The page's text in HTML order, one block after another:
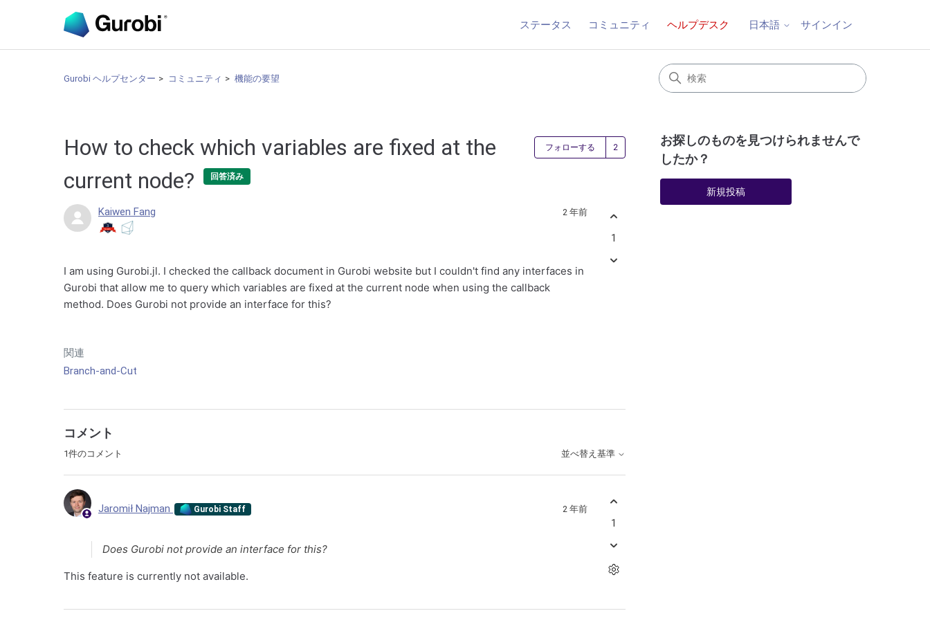
ステータス コミュニティ ヘルプデスク 日本語 サインイン
Gurobi ヘルプセンター コミュニティ 機能の要望
How to check which variables are fixed at the
current node?
回答済み
フォローする 2人がフォロー中
Kaiwen Fang 2 年前
I am using Gurobi.jl. I checked the callback document in Gurobi website but I couldn't find any interfaces in
Gurobi that allow me to query which variables are fixed at the current node when using the callback
method. Does Gurobi not provide an interface for this?
関連
Branch-and-Cut
1
コメント
1件のコメント 並べ替え基準
Jaromił Najman Gurobi Staff 2 年前
Does Gurobi not provide an interface for this?
This feature is currently not available.
1
お探しのものを見つけられませんで
したか？
新規投稿